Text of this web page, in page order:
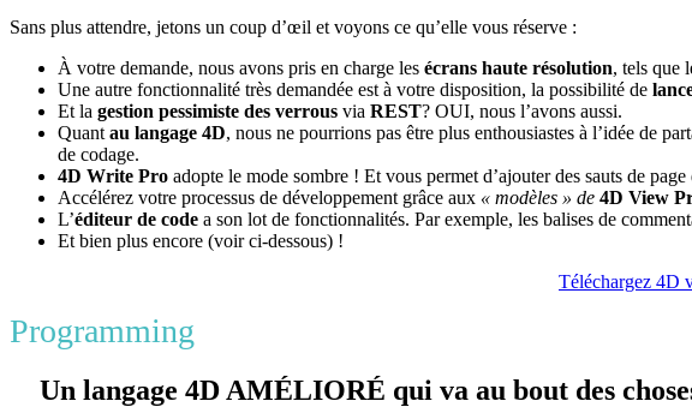
Sans plus attendre, jetons un coup d’œil et voyons ce qu’elle vous réserve :
À votre demande, nous avons pris en charge les écrans haute résolution, tels que
Une autre fonctionnalité très demandée est à votre disposition, la possibilité de
Et la gestion pessimiste des verrous via REST? OUI, nous l’avons aussi.
Quant au langage 4D, nous ne pourrions pas être plus enthousiastes à l’idée de
de codage.
4D Write Pro adopte le mode sombre ! Et vous permet d’ajouter des sauts de
Accélérez votre processus de développement grâce aux « modèles » de 4D View
L’éditeur de code a son lot de fonctionnalités. Par exemple, les balises de
Et bien plus encore (voir ci-dessous) !
Téléchargez 4D
Programming
Un langage 4D AMÉLIORÉ qui va au bout des